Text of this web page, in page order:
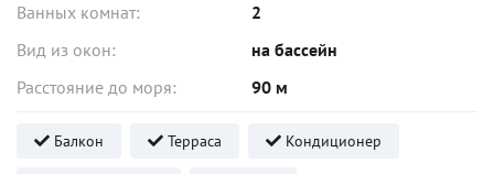
Ванных комнат:
2
Вид из окон:
на бассейн
Расстояние до моря:
90 м
Балкон Терраса Кондиционер